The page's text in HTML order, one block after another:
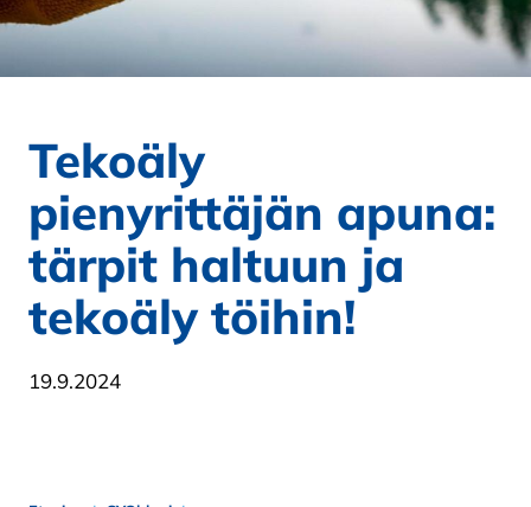
Tekoäly
pienyrittäjän apuna:
tärpit haltuun ja
tekoäly töihin!
19.9.2024